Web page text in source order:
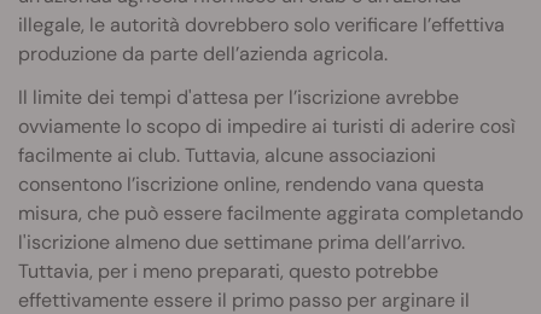
illegale, le autorità dovrebbero solo verificare l’effettiva
produzione da parte dell’azienda agricola.
Il limite dei tempi d'attesa per l’iscrizione avrebbe
ovviamente lo scopo di impedire ai turisti di aderire così
facilmente ai club. Tuttavia, alcune associazioni
consentono l’iscrizione online, rendendo vana questa
misura, che può essere facilmente aggirata completando
l'iscrizione almeno due settimane prima dell’arrivo.
Tuttavia, per i meno preparati, questo potrebbe
effettivamente essere il primo passo per arginare il